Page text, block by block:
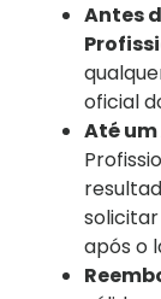
Antes
oficial
Até
após o